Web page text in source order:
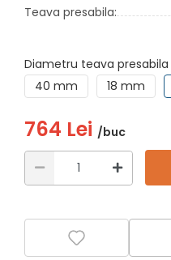
Teava presabila:
Diametru teava presabila
40 mm
18 mm
764 Lei /buc